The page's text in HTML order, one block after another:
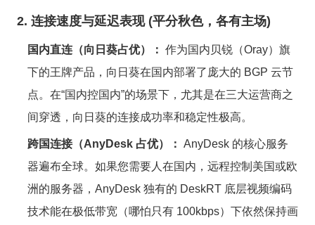
2. 连接速度与延迟表现 (平分秋色，各有主场)
国内直连（向日葵占优）： 作为国内贝锐（Oray）旗
下的王牌产品，向日葵在国内部署了庞大的 BGP 云节
点。在“国内控国内”的场景下，尤其是在三大运营商之
间穿透，向日葵的连接成功率和稳定性极高。
跨国连接（AnyDesk 占优）： AnyDesk 的核心服务
器遍布全球。如果您需要人在国内，远程控制美国或欧
洲的服务器，AnyDesk 独有的 DeskRT 底层视频编码
技术能在极低带宽（哪怕只有 100kbps）下依然保持画